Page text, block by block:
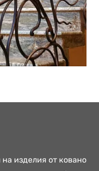
изделия от ковано